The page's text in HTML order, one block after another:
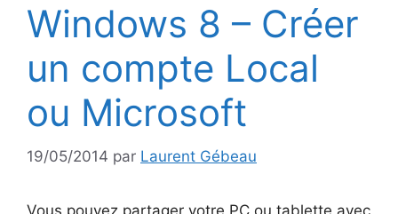
Windows 8 – Créer
un compte Local
ou Microsoft
19/05/2014 par Laurent Gébeau
Vous pouvez partager votre PC ou tablette avec